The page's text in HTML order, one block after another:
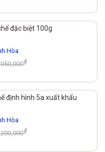
đặc biệt 100g
Hòa
₫
định hình 5a xuất khẩu
Hòa
₫